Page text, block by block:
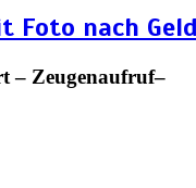
Foto nach
– Zeugenaufruf–